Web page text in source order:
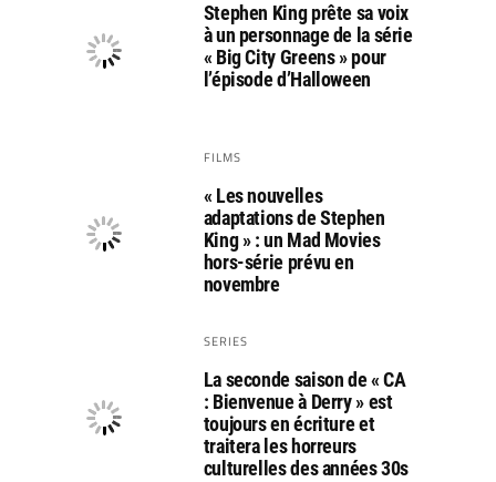
Stephen King prête sa voix
à un personnage de la série
« Big City Greens » pour
l’épisode d’Halloween
FILMS
« Les nouvelles
adaptations de Stephen
King » : un Mad Movies
hors-série prévu en
novembre
SERIES
La seconde saison de « CA
: Bienvenue à Derry » est
toujours en écriture et
traitera les horreurs
culturelles des années 30s